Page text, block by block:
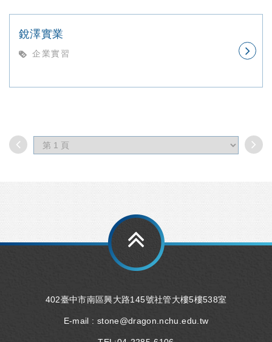
銳澤實業
企業實習
402臺中市南區興大路145號社管大樓5樓538室
E-mail : stone@dragon.nchu.edu.tw